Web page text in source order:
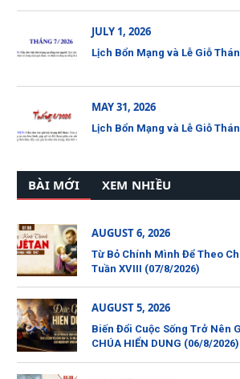
JULY 1, 2026
Lịch Bổn Mạng và Lễ Giỗ
MAY 31, 2026
Lịch Bổn Mạng và Lễ Giỗ
BÀI MỚI XEM NHIỀU
AUGUST 6, 2026
Từ Bỏ Chính Mình Để Theo
Tuần XVIII (07/8/2026)
AUGUST 5, 2026
Biến Đổi Cuộc Sống Trở Nên
CHÚA HIỂN DUNG (06/8/2026)